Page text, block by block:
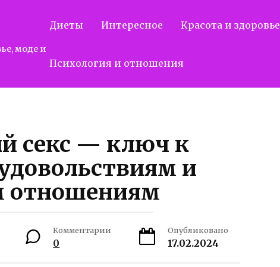
моде и
Диеты Интересное Красота и здоровье
Психология и отношения
секс — ключ к
и
отношениям
Комментарии
0
Опубликовано
17.02.2024